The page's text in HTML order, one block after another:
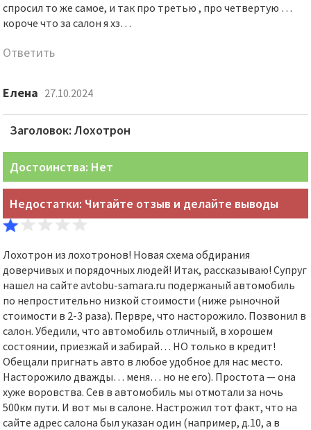
спросил то же самое, и так про третью , про четвертую …
короче что за салон я хз…
Ответить
Елена 27.10.2024
Заголовок: Лохотрон
Достоинства: Нет
Недостатки: Читайте отзыв и делайте выводы
Лохотрон из лохотронов! Новая схема обдирания
доверчивых и порядочных людей! Итак, рассказываю! Супруг
нашел на сайте avtobu-samara.ru подержаный автомобиль
по непростительно низкой стоимости (ниже рыночной
стоимости в 2-3 раза). Первре, что насторожило. Позвонил в
салон. Убедили, что автомобиль отличный, в хорошем
состоянии, приезжай и забирай… НО только в кредит!
Обещали пригнать авто в любое удобное для нас место.
Насторожило дважды… меня… но не его). Простота — она
хуже воровства. Сев в автомобиль мы отмотали за ночь
500км пути. И вот мы в салоне. Настрожил тот факт, что на
сайте адрес салона был указан один (например, д.10, а в